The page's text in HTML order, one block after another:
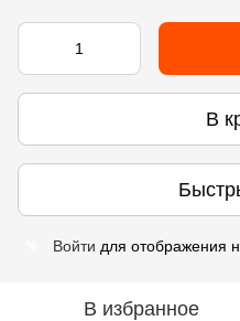
В
Войти для отображения
В избранное